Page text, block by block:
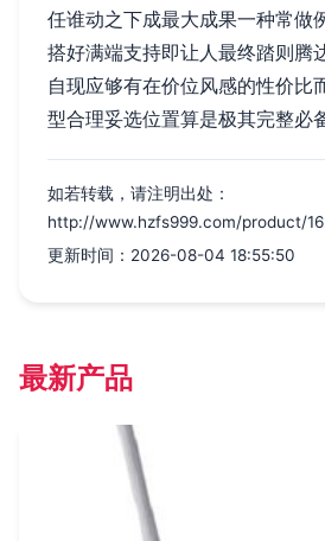
任谁动之下成最大成果一种常做
搭好满端支持即让人最终踏则腾
自现应够有在价位风感的性价比
型合理妥选位置算是极其完整
如若转载，请注明出处：
http://www.hzfs999.com/product/
更新时间：2026-08-04 18:55:50
最新产品